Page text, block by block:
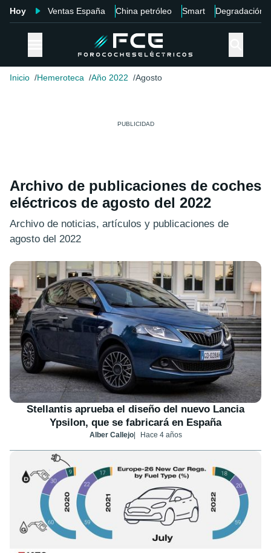
Hoy Ventas España China petróleo Smart Degradación
Inicio Hemeroteca Año 2022 Agosto
Archivo de publicaciones de coches
eléctricos de agosto del 2022
Archivo de noticias, artículos y publicaciones de
agosto del 2022
Stellantis aprueba el diseño del nuevo Lancia
Ypsilon, que se fabricará en España
Alber Callejo Hace 4 años